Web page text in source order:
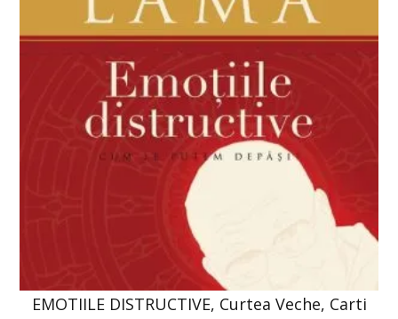
EMOTIILE DISTRUCTIVE, Curtea Veche, Carti